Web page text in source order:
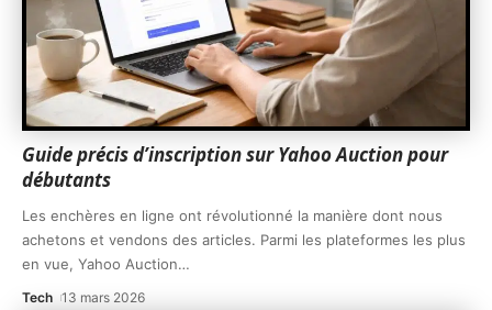
Guide précis d’inscription sur Yahoo Auction pour
débutants
Les enchères en ligne ont révolutionné la manière dont nous
achetons et vendons des articles. Parmi les plateformes les plus
en vue, Yahoo Auction…
Tech 13 mars 2026